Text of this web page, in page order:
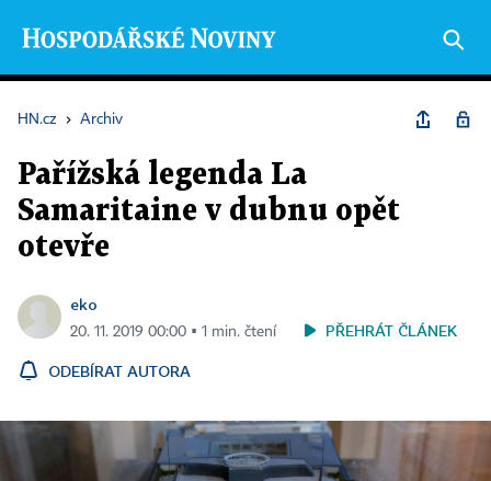
HN.cz › Archiv
Pařížská legenda La
Samaritaine v dubnu opět
otevře
eko
20. 11. 2019 00:00 ▪ 1 min. čtení PŘEHRÁT ČLÁNEK
ODEBÍRAT AUTORA